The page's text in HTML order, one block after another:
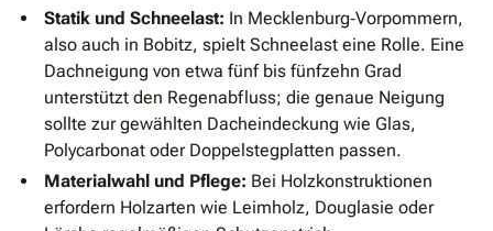
Statik und Schneelast: In Mecklenburg‑Vorpommern,
also auch in Bobitz, spielt Schneelast eine Rolle. Eine
Dachneigung von etwa fünf bis fünfzehn Grad
unterstützt den Regenabfluss; die genaue Neigung
sollte zur gewählten Dacheindeckung wie Glas,
Polycarbonat oder Doppelstegplatten passen.
Materialwahl und Pflege: Bei Holzkonstruktionen
erfordern Holzarten wie Leimholz, Douglasie oder